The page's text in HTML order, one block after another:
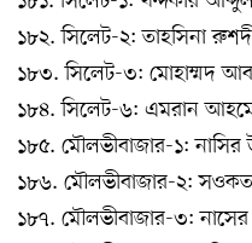
১৮২. সিলেট-২: তাহসিনা
১৮৩. সিলেট-৩: মোহাম্মদ
১৮৪. সিলেট-৬: এমরান
১৮৫. মৌলভীবাজার-১: নাসির
১৮৬. মৌলভীবাজার-২:
১৮৭. মৌলভীবাজার-৩: